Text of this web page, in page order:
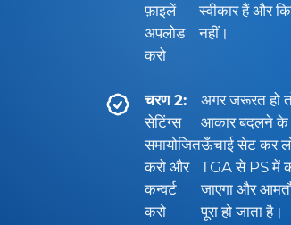
फ़ाइलें
अपलोड
करो
स्वीकार हैं और
नहीं।
चरण 2:
सेटिंग्स
समायोजित
करो और
कन्वर्ट
करो
अगर जरूरत हो
आकार बदलने के
ऊँचाई सेट कर
TGA से PS में
जाएगा और
पूरा हो जाता है।